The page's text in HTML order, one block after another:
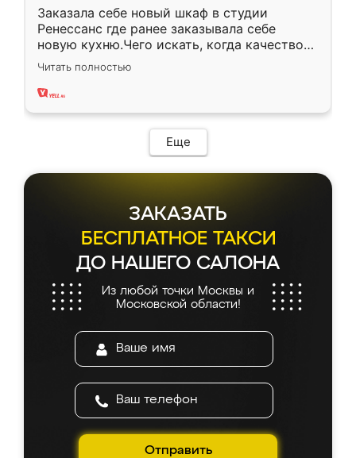
Заказала себе новый шкаф в студии
Ренессанс где ранее заказывала себе
новую кухню.Чего искать, когда качеством
вполне довольна. Служит кухня уже почти
два года, нареканий нет.
Читать полностью
Еще
ЗАКАЗАТЬ
БЕСПЛАТНОЕ ТАКСИ
ДО НАШЕГО САЛОНА
Из любой точки Москвы и
Московской области!
Отправить